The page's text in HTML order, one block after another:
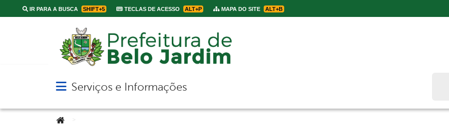
IR PARA A BUSCA SHIFT+5 TECLAS DE ACESSO ALT+P MAPA DO SITE ALT+B
Abrir menu principal de navegação
Serviços e Informações
Você está aqui: